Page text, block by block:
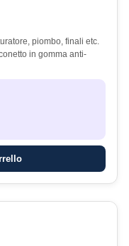
piombo, finali etc.
in gomma anti-